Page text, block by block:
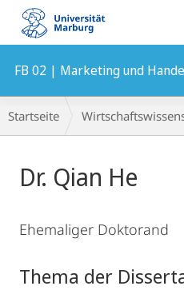
Mobile-
Navigation
FB 02 | Marketing und
Breadcrumb-
Navigation
Startseite
Dr. Qian He
Ehemaliger Doktorand
Thema der